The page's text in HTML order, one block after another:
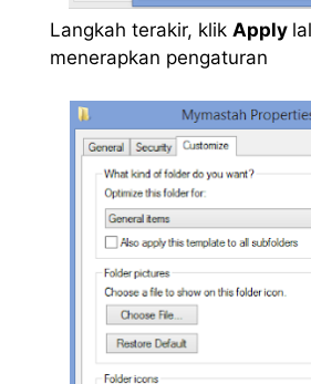
Langkah terakir, klik Apply
menerapkan pengaturan